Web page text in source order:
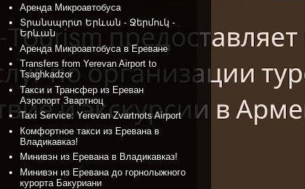
Аренда Микроавтобуса
Տրանսպորտ Երևան - Ջերմուկ -
Երևան
Аренда Микроавтобуса в Ереване
Transfers from Yerevan Airport to
Tsaghkadzor
Такси и Трансфер из Ереван
Аэропорт Звартноц
Taxi Service: Yerevan Zvartnots Airport
Комфортное такси из Еревана в
Владикавказ!
Минивэн из Еревана в Владикавказ!
Минивэн из Еревана до горнолыжного
курорта Бакуриани